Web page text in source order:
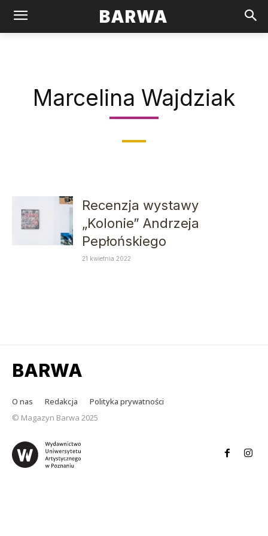
BARWA
Marcelina Wajdziak
Recenzja wystawy
„Kolonie” Andrzeja
Pepłońskiego
21 kwietnia 2022
BARWA
O nas Redakcja
Polityka prywatności
© Magazyn Barwa 2025